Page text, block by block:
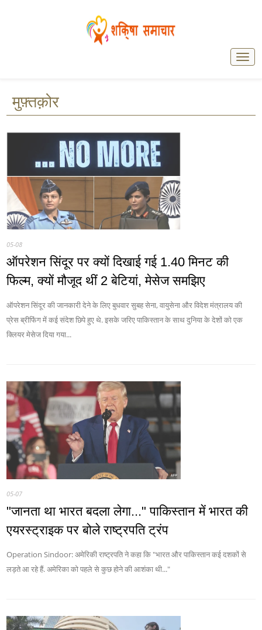
मुफ़्तक़ोर
05-08
ऑपरेशन सिंदूर पर क्यों दिखाई गई 1.40 मिनट की
फिल्म, क्यों मौजूद थीं 2 बेटियां, मेसेज समझिए
ऑपरेशन सिंदूर की जानकारी देने के लिए बुधवार सुबह सेना, वायुसेना और विदेश मंत्रालय की
प्रेस ब्रीफिंग में कई संदेश छिपे हुए थे. इसके जरिए पाकिस्तान के साथ दुनिया के देशों को एक
क्लियर मेसेज दिया गया...
05-07
"जानता था भारत बदला लेगा..." पाकिस्तान में भारत की
एयरस्ट्राइक पर बोले राष्ट्रपति ट्रंप
Operation Sindoor: अमेरिकी राष्ट्रपति ने कहा कि "भारत और पाकिस्तान कई दशकों से
लड़ते आ रहे हैं. अमेरिका को पहले से कुछ होने की आशंका थी..."